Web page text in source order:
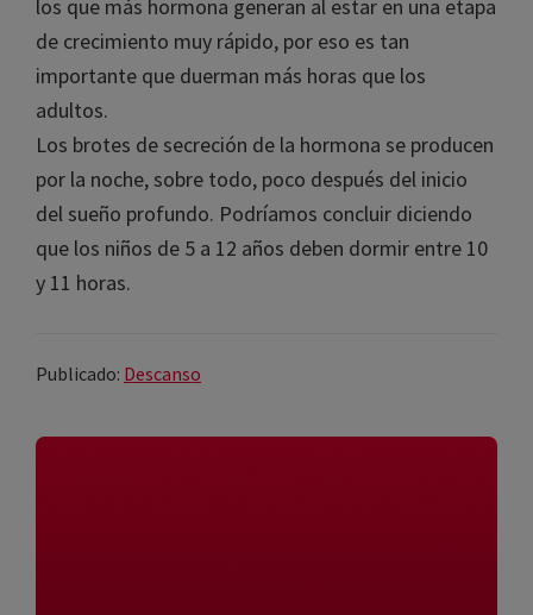
liberación de la hormona del crecimiento,
necesaria para la creación de nuevos tejidos. Los
niños son los que más hormona generan al estar
en una etapa de crecimiento muy rápido, por eso
es tan importante que duerman más horas que
los adultos.
Los brotes de secreción de la hormona se
producen por la noche, sobre todo, poco después
del inicio del sueño profundo. Podríamos concluir
Publicado: